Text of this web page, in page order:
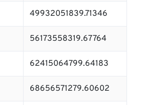
49932051839.71346
56173558319.67764
62415064799.64183
68656571279.60602